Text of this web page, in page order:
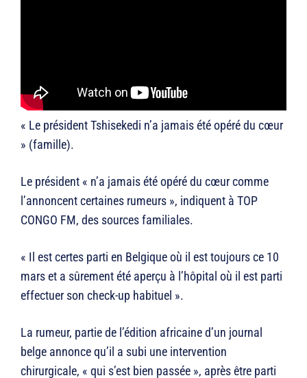
« Le président Tshisekedi n’a jamais été opéré du cœur
» (famille).
Le président « n’a jamais été opéré du cœur comme
l’annoncent certaines rumeurs », indiquent à TOP
CONGO FM, des sources familiales.
« Il est certes parti en Belgique où il est toujours ce 10
mars et a sûrement été aperçu à l’hôpital où il est parti
effectuer son check-up habituel ».
La rumeur, partie de l’édition africaine d’un journal
belge annonce qu’il a subi une intervention
chirurgicale, « qui s’est bien passée », après être parti